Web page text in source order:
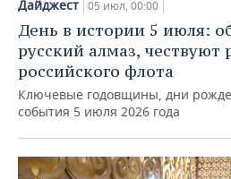
Дайджест 05 июл, 00:00
День в истории 5 июля:
русский алмаз, чествуют
российского флота
Ключевые годовщины, дни
события 5 июля 2026 года